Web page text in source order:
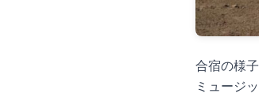
合宿の様子
ミュージ